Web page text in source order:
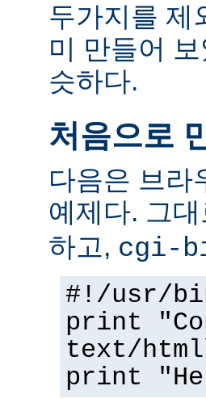
두가지를 제
미 만들어
슷하다.
처음으로
다음은 브라
예제다. 그대
하고, cgi-
#!/usr/
print
text/
print